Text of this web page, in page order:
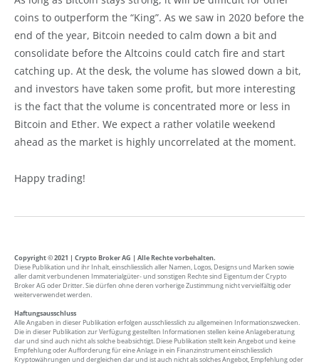
coins to outperform the “King”. As we saw in 2020 before the
end of the year, Bitcoin needed to calm down a bit and
consolidate before the Altcoins could catch fire and start
catching up. At the desk, the volume has slowed down a bit,
and investors have taken some profit, but more interesting
is the fact that the volume is concentrated more or less in
Bitcoin and Ether. We expect a rather volatile weekend
ahead as the market is highly uncorrelated at the moment.
Happy trading!
Copyright © 2021 | Crypto Broker AG | Alle Rechte vorbehalten.
Diese Publikation und ihr Inhalt, einschliesslich aller Namen, Logos, Designs und Marken sowie
aller damit verbundenen Immaterialgüter- und sonstigen Rechte sind Eigentum der Crypto
Broker AG oder Dritter. Sie dürfen ohne deren vorherige Zustimmung nicht vervielfältig oder
weiterverwendet werden.
Haftungsausschluss
Alle Angaben in dieser Publikation erfolgen ausschliesslich zu allgemeinen Informationszwecken.
Die in dieser Publikation zur Verfügung gestellten Informationen stellen keine Anlageberatung
dar und sind auch nicht als solche beabsichtigt. Diese Publikation stellt kein Angebot und keine
Empfehlung oder Aufforderung für eine Anlage in ein Finanzinstrument einschliesslich
Kryptowährungen und dergleichen dar und ist auch nicht als solches Angebot, Empfehlung oder